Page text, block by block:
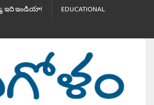
ఇది ఇండియా!
EDUCATIONAL